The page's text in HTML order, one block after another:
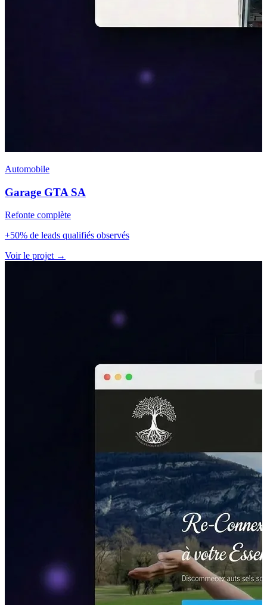
Automobile
Garage GTA SA
Refonte complète
+50% de leads qualifiés observés
Voir le projet →